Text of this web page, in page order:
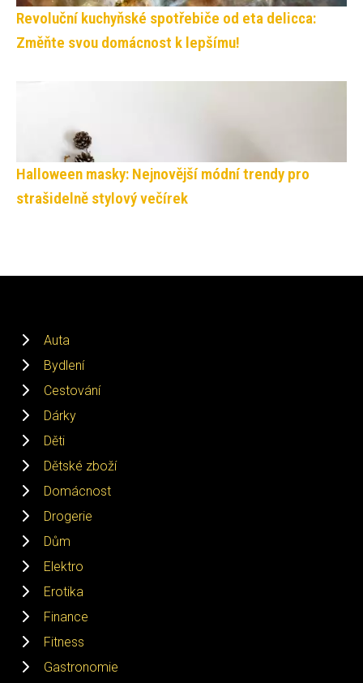
Revoluční kuchyňské spotřebiče od eta delicca:
Změňte svou domácnost k lepšímu!
Halloween masky: Nejnovější módní trendy pro
strašidelně stylový večírek
Auta
Bydlení
Cestování
Dárky
Děti
Dětské zboží
Domácnost
Drogerie
Dům
Elektro
Erotika
Finance
Fitness
Gastronomie